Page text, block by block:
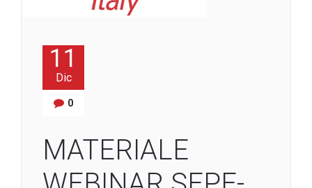
11
Dic
0
MATERIALE